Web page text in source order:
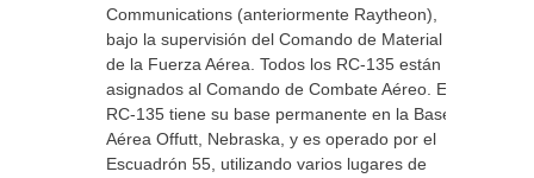
Communications (anteriormente Raytheon),
bajo la supervisión del Comando de Material
de la Fuerza Aérea. Todos los RC-135 están
asignados al Comando de Combate Aéreo. El
RC-135 tiene su base permanente en la Base
Aérea Offutt, Nebraska, y es operado por el
Escuadrón 55, utilizando varios lugares de